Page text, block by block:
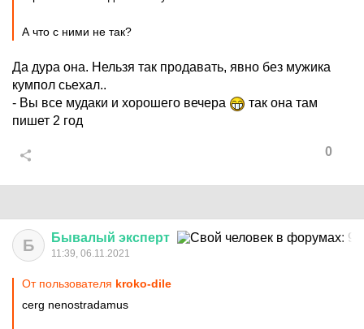
А что с ними не так?
Да дура она. Нельзя так продавать, явно без мужика
кумпол сьехал..
- Вы все мудаки и хорошего вечера
так она там
пишет 2 год
0
Б Бывалый эксперт
11:39, 06.11.2021
От пользователя kroko-dile
cerg nenostradamus